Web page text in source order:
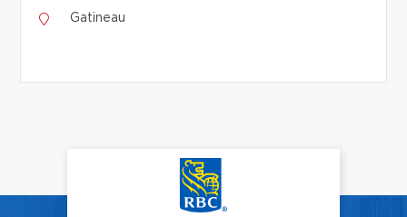
Gatineau